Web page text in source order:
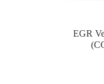
EGR